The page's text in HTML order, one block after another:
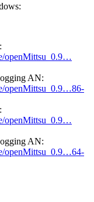
openMittsu_0.9…
AN:
openMittsu_0.9…86-
openMittsu_0.9…
AN:
openMittsu_0.9…64-